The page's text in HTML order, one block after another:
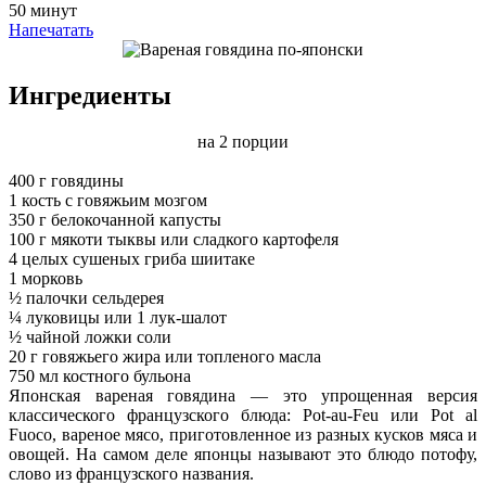
50 минут
Напечатать
Ингредиенты
на 2 порции
400 г говядины
1 кость с говяжьим мозгом
350 г белокочанной капусты
100 г мякоти тыквы или сладкого картофеля
4 целых сушеных гриба шиитаке
1 морковь
½ палочки сельдерея
¼ луковицы или 1 лук-шалот
½ чайной ложки соли
20 г говяжьего жира или топленого масла
750 мл костного бульона
Японская вареная говядина — это упрощенная версия
классического французского блюда: Pot-au-Feu или Pot al
Fuoco, вареное мясо, приготовленное из разных кусков мяса и
овощей. На самом деле японцы называют это блюдо потофу,
слово из французского названия.